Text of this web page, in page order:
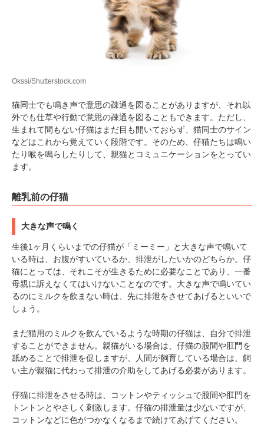
Okssi/Shutterstock.com
猫同士でも鳴き声で意思の疎通を図ることがありますが、それ以
外でも仕草や行動で意思の疎通を図ることもできます。ただし、
生まれて間もない仔猫はまだ目も開いておらず、猫同士のサイン
などはこれから覚えていく段階です。そのため、仔猫たちは鳴い
たり喉を鳴らしたりして、親猫とコミュニケーションをとってい
ます。
離乳前の仔猫
大きな声で鳴く
生後1ヶ月くらいまでの仔猫が「ミーミー」と大きな声で鳴いて
いる時は、お腹がすいているか、排泄がしたいかのどちらか。仔
猫にとっては、それこそが生きるために必要なことであり、一番
母親に訴えなくてはいけないことなのです。大きな声で鳴いてい
るのにミルクを飲まない時は、先に排泄をさせてあげるといいで
しょう。
まだ猫用のミルクを飲んでいるような時期の仔猫は、自分で排泄
することができません。親猫がいる場合は、仔猫の股間や肛門を
舐めることで排泄を促しますが、人間が飼育している場合は、飼
い主が親猫に代わって排泄の介助をしてあげる必要があります。
仔猫に排泄をさせる時は、コットンやティッシュで股間や肛門を
トントンとやさしく刺激します。仔猫の排泄量は少ないですが、
コットンなどに色がつかなくなるまで続けてあげてください。